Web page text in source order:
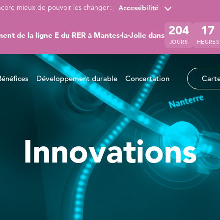
mieux de pouvoir les changer : Accessibilité
de la ligne E du RER à Mantes-la-Jolie dans 204
JOURS
17
HEURES
Développement durable Concertation
Innovations